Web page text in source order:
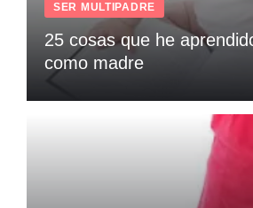
SER MULTIPADRE
25 cosas que he
como madre